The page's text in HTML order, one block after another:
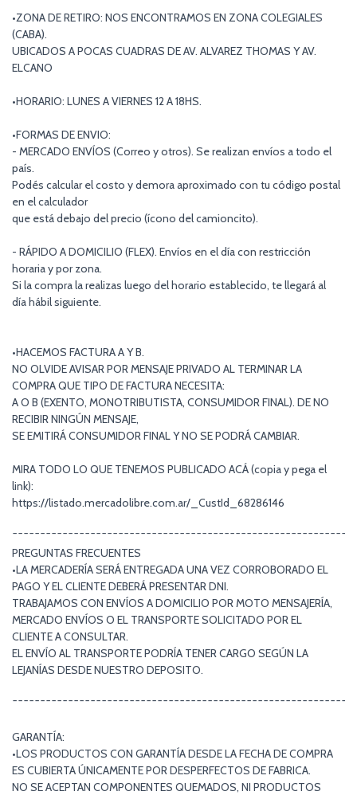
•ZONA DE RETIRO: NOS ENCONTRAMOS EN ZONA COLEGIALES
(CABA).
UBICADOS A POCAS CUADRAS DE AV. ALVAREZ THOMAS Y AV.
ELCANO
•HORARIO: LUNES A VIERNES 12 A 18HS.
•FORMAS DE ENVIO:
- MERCADO ENVÍOS (Correo y otros). Se realizan envíos a todo el
país.
Podés calcular el costo y demora aproximado con tu código postal
en el calculador
que está debajo del precio (ícono del camioncito).
- RÁPIDO A DOMICILIO (FLEX). Envíos en el día con restricción
horaria y por zona.
Si la compra la realizas luego del horario establecido, te llegará al
día hábil siguiente.
•HACEMOS FACTURA A Y B.
NO OLVIDE AVISAR POR MENSAJE PRIVADO AL TERMINAR LA
COMPRA QUE TIPO DE FACTURA NECESITA:
A O B (EXENTO, MONOTRIBUTISTA, CONSUMIDOR FINAL). DE NO
RECIBIR NINGÚN MENSAJE,
SE EMITIRÁ CONSUMIDOR FINAL Y NO SE PODRÁ CAMBIAR.
MIRA TODO LO QUE TENEMOS PUBLICADO ACÁ (copia y pega el
link):
https://listado.mercadolibre.com.ar/_CustId_68286146
PREGUNTAS FRECUENTES
•LA MERCADERÍA SERÁ ENTREGADA UNA VEZ CORROBORADO EL
PAGO Y EL CLIENTE DEBERÁ PRESENTAR DNI.
TRABAJAMOS CON ENVÍOS A DOMICILIO POR MOTO MENSAJERÍA,
MERCADO ENVÍOS O EL TRANSPORTE SOLICITADO POR EL
CLIENTE A CONSULTAR.
EL ENVÍO AL TRANSPORTE PODRÍA TENER CARGO SEGÚN LA
LEJANÍAS DESDE NUESTRO DEPOSITO.
GARANTÍA:
•LOS PRODUCTOS CON GARANTÍA DESDE LA FECHA DE COMPRA
ES CUBIERTA ÚNICAMENTE POR DESPERFECTOS DE FABRICA.
NO SE ACEPTAN COMPONENTES QUEMADOS, NI PRODUCTOS